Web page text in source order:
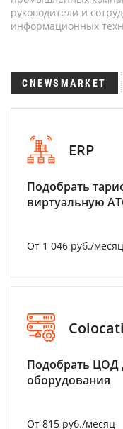
руководители и
информационных
CNEWSMARKET
ERP
Подобрать
виртуальную
От 1 046 руб./месяц
Подобрать ЦОД
оборудования
От 815 руб./месяц